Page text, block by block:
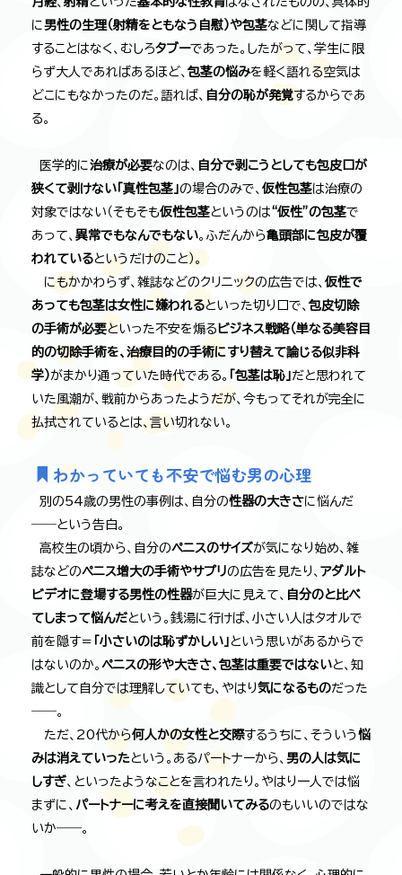
に男性の生理（射精をともなう自慰）や包茎などに関して指導
することはなく、むしろタブーであった。したがって、学生に限
らず大人であればあるほど、 包茎の悩みを軽く語れる空気は
どこにもなかったのだ。語れば、 自分の恥が発覚するからであ
る。
医学的に治療が必要なのは、 自分で剥こうとしても包皮口が
狭くて剥けない「真性包茎」 の場合のみで、 仮性包茎は治療の
対象ではない（そもそも仮性包茎というのは“仮性”の包茎で
あって、 異常でもなんでもない。ふだんから亀頭部に包皮が覆
われているというだけのこと）。
にもかかわらず、雑誌などのクリニックの広告では、 仮性で
あっても包茎は女性に嫌われるといった切り口で、 包皮切除
の手術が必要といった不安を煽る ビジネス戦略（単なる美容目
的の切除手術を、治療目的の手術にすり替えて論じる似非科
学）がまかり通っていた時代である。 「包茎は恥」 だと思われて
いた風潮が、戦前からあったようだが、今もってそれが完全に
払拭されているとは、言い切れない。
わかっていても不安で悩む男の心理
別の54歳の男性の事例は、自分の性器の大きさに悩んだ
――という告白。
高校生の頃から、自分のペニスのサイズが気になり始め、雑
誌などのペニス増大の手術やサプリの広告を見たり、 アダルト
ビデオに登場する男性の性器が巨大に見えて、 自分のと比べ
てしまって悩んだという。銭湯に行けば、小さい人はタオルで
前を隠す＝ 「小さいのは恥ずかしい」
という思いがあるからで
はないのか。 ペニスの形や大きさ、包茎は重要ではないと、知
識として自分では理解していても、やはり気になるものだった
――。
ただ、20代から何人かの女性と交際するうちに、そういう悩
みは消えていったという。あるパートナーから、 男の人は気に
しすぎ、といったようなことを言われたり。やはり一人では悩
まずに、 パートナーに考えを直接聞いてみるのもいいのではな
いか――。